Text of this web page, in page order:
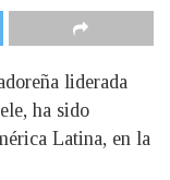
liderada
ha sido
Latina, en la